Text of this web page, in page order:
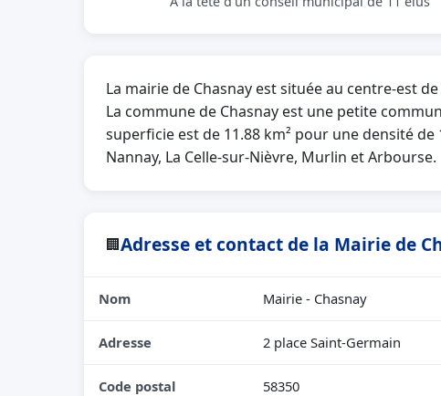
La mairie de Chasnay est située au centre-est
La commune de Chasnay est une petite
superficie est de 11.88 km² pour une densité
Nannay, La Celle-sur-Nièvre, Murlin et Arbourse.
🏢Adresse et contact de la Mairie de
Nom Mairie - Chasnay
Adresse 2 place Saint-Germain
Code postal 58350